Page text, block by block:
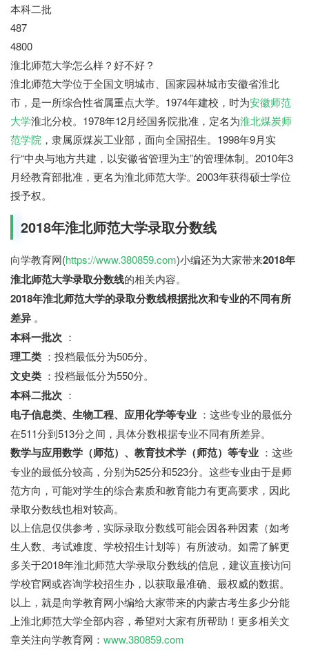
本科二批
487
4800
淮北师范大学怎么样？好不好？
淮北师范大学位于全国文明城市、国家园林城市安徽省淮北
市，是一所综合性省属重点大学。1974年建校，时为安徽师范
大学淮北分校。1978年12月经国务院批准，定名为淮北煤炭师
范学院 ，隶属原煤炭工业部，面向全国招生。1998年9月实
行“中央与地方共建，以安徽省管理为主”的管理体制。2010年3
月经教育部批准，更名为淮北师范大学。2003年获得硕士学位
授予权。
2018年淮北师范大学录取分数线
向学教育网(https://www.380859.com)小编还为大家带来2018年
淮北师范大学录取分数线的相关内容。
2018年淮北师范大学的录取分数线根据批次和专业的不同有所
差异 。
本科一批次 ：
理工类 ：投档最低分为505分。
文史类 ：投档最低分为550分。
本科二批次 ：
电子信息类、生物工程、应用化学等专业 ：这些专业的最低分
在511分到513分之间，具体分数根据专业不同有所差异。
数学与应用数学（师范）、教育技术学（师范）等专业 ：这些
专业的最低分较高，分别为525分和523分。这些专业由于是师
范方向，可能对学生的综合素质和教育能力有更高要求，因此
录取分数线也相对较高。
以上信息仅供参考，实际录取分数线可能会因各种因素（如考
生人数、考试难度、学校招生计划等）有所波动。如需了解更
多关于2018年淮北师范大学录取分数线的信息，建议直接访问
学校官网或咨询学校招生办，以获取最准确、最权威的数据。
以上，就是向学教育网小编给大家带来的内蒙古考生多少分能
上淮北师范大学全部内容，希望对大家有所帮助！更多相关文
章关注向学教育网： www.380859.com